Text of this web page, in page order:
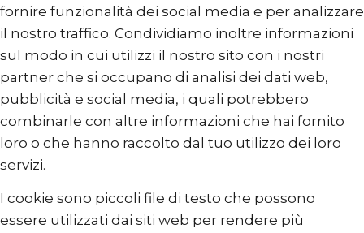
fornire funzionalità dei social media e per analizzare
il nostro traffico. Condividiamo inoltre informazioni
sul modo in cui utilizzi il nostro sito con i nostri
partner che si occupano di analisi dei dati web,
pubblicità e social media, i quali potrebbero
combinarle con altre informazioni che hai fornito
loro o che hanno raccolto dal tuo utilizzo dei loro
servizi.
I cookie sono piccoli file di testo che possono
essere utilizzati dai siti web per rendere più